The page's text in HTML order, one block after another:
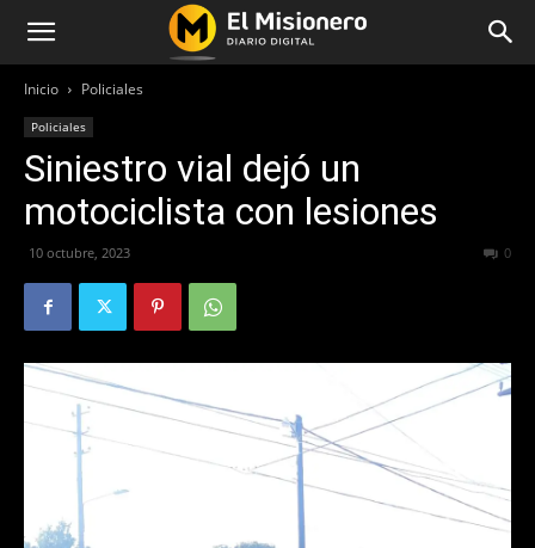
Inicio Policiales
Policiales
Siniestro vial dejó un
motociclista con lesiones
10 octubre, 2023 0